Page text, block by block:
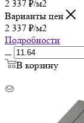
2 337 ₽/м2
Варианты цен
2 337 ₽/м2
Подробности
В корзину